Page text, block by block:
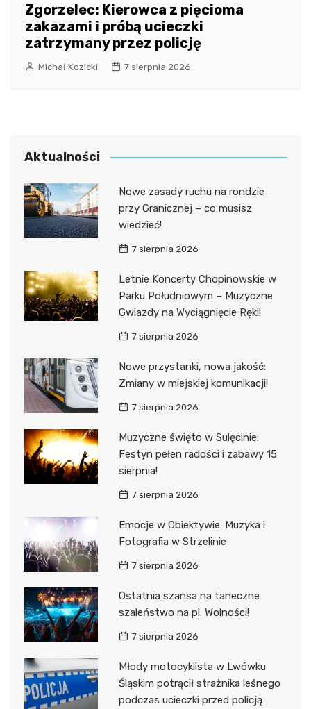
Zgorzelec: Kierowca z pięcioma
zakazami i próbą ucieczki
zatrzymany przez policję
Michał Kozicki 7 sierpnia 2026
Aktualności
Nowe zasady ruchu na rondzie
przy Granicznej – co musisz
wiedzieć!
7 sierpnia 2026
Letnie Koncerty Chopinowskie w
Parku Południowym – Muzyczne
Gwiazdy na Wyciągnięcie Ręki!
7 sierpnia 2026
Nowe przystanki, nowa jakość:
Zmiany w miejskiej komunikacji!
7 sierpnia 2026
Muzyczne święto w Sulęcinie:
Festyn pełen radości i zabawy 15
sierpnia!
7 sierpnia 2026
Emocje w Obiektywie: Muzyka i
Fotografia w Strzelinie
7 sierpnia 2026
Ostatnia szansa na taneczne
szaleństwo na pl. Wolności!
7 sierpnia 2026
Młody motocyklista w Lwówku
Śląskim potrącił strażnika leśnego
podczas ucieczki przed policją